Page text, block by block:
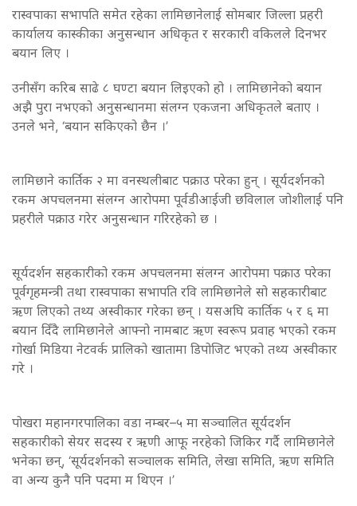
रास्वपाका सभापति समेत रहेका लामिछानेलाई सोमबार जिल्ला प्रहरी
कार्यालय कास्कीका अनुसन्धान अधिकृत र सरकारी वकिलले दिनभर
बयान लिए ।
उनीसँग करिब साढे ८ घण्टा बयान लिइएको हो । लामिछानेको बयान
अझै पुरा नभएको अनुसन्धानमा संलग्न एकजना अधिकृतले बताए ।
उनले भने, ‘बयान सकिएको छैन ।’
लामिछाने कार्तिक २ मा वनस्थलीबाट पक्राउ परेका हुन् । सूर्यदर्शनको
रकम अपचलनमा संलग्न आरोपमा पूर्वडीआईजी छविलाल जोशीलाई पनि
प्रहरीले पक्राउ गरेर अनुसन्धान गरिरहेको छ ।
सूर्यदर्शन सहकारीको रकम अपचलनमा संलग्न आरोपमा पक्राउ परेका
पूर्वगृहमन्त्री तथा रास्वपाका सभापति रवि लामिछानेले सो सहकारीबाट
ऋण लिएको तथ्य अस्वीकार गरेका छन् । यसअघि कार्तिक ५ र ६ मा
बयान दिँदै लामिछानेले आफ्नो नामबाट ऋण स्वरूप प्रवाह भएको रकम
गोर्खा मिडिया नेटवर्क प्रालिको खातामा डिपोजिट भएको तथ्य अस्वीकार
गरे ।
पोखरा महानगरपालिका वडा नम्बर–५ मा सञ्चालित सूर्यदर्शन
सहकारीको सेयर सदस्य र ऋणी आफू नरहेको जिकिर गर्दै लामिछानेले
भनेका छन्, ‘सूर्यदर्शनको सञ्चालक समिति, लेखा समिति, ऋण समिति
वा अन्य कुनै पनि पदमा म थिएन ।’